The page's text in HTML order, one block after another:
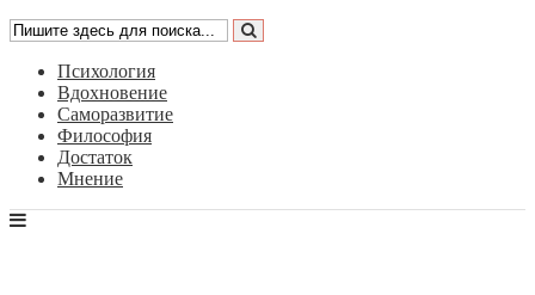
Психология
Вдохновение
Саморазвитие
Философия
Достаток
Мнение